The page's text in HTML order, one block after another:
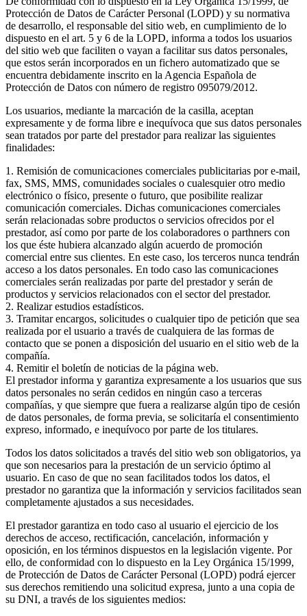
Protección de Datos de Carácter Personal (LOPD) y su normativa
de desarrollo, el responsable del sitio web, en cumplimiento de lo
dispuesto en el art. 5 y 6 de la LOPD, informa a todos los usuarios
del sitio web que faciliten o vayan a facilitar sus datos personales,
que estos serán incorporados en un fichero automatizado que se
encuentra debidamente inscrito en la Agencia Española de
Protección de Datos con número de registro 095079/2012.
Los usuarios, mediante la marcación de la casilla, aceptan
expresamente y de forma libre e inequívoca que sus datos personales
sean tratados por parte del prestador para realizar las siguientes
finalidades:
1. Remisión de comunicaciones comerciales publicitarias por e-mail,
fax, SMS, MMS, comunidades sociales o cualesquier otro medio
electrónico o físico, presente o futuro, que posibilite realizar
comunicación comerciales. Dichas comunicaciones comerciales
serán relacionadas sobre productos o servicios ofrecidos por el
prestador, así como por parte de los colaboradores o parthners con
los que éste hubiera alcanzado algún acuerdo de promoción
comercial entre sus clientes. En este caso, los terceros nunca tendrán
acceso a los datos personales. En todo caso las comunicaciones
comerciales serán realizadas por parte del prestador y serán de
productos y servicios relacionados con el sector del prestador.
2. Realizar estudios estadísticos.
3. Tramitar encargos, solicitudes o cualquier tipo de petición que sea
realizada por el usuario a través de cualquiera de las formas de
contacto que se ponen a disposición del usuario en el sitio web de la
compañía.
4. Remitir el boletín de noticias de la página web.
El prestador informa y garantiza expresamente a los usuarios que sus
datos personales no serán cedidos en ningún caso a terceras
compañías, y que siempre que fuera a realizarse algún tipo de cesión
de datos personales, de forma previa, se solicitaría el consentimiento
expreso, informado, e inequívoco por parte de los titulares.
Todos los datos solicitados a través del sitio web son obligatorios, ya
que son necesarios para la prestación de un servicio óptimo al
usuario. En caso de que no sean facilitados todos los datos, el
prestador no garantiza que la información y servicios facilitados sean
completamente ajustados a sus necesidades.
El prestador garantiza en todo caso al usuario el ejercicio de los
derechos de acceso, rectificación, cancelación, información y
oposición, en los términos dispuestos en la legislación vigente. Por
ello, de conformidad con lo dispuesto en la Ley Orgánica 15/1999,
de Protección de Datos de Carácter Personal (LOPD) podrá ejercer
sus derechos remitiendo una solicitud expresa, junto a una copia de
su DNI, a través de los siguientes medios: